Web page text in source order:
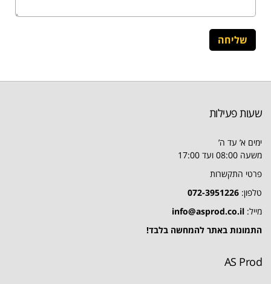
שעות פעילות
ימים א’ עד ה’
משעה 08:00 ועד 17:00
פרטי התקשרות
טלפון: 072-3951226
מייל: info@asprod.co.il
התמונות באתר להמחשה בלבד!
AS Prod